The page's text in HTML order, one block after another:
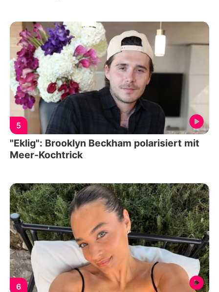
5
"Eklig": Brooklyn Beckham polarisiert mit
Meer-Kochtrick
6